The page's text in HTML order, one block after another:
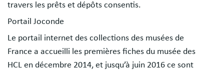
travers les prêts et dépôts consentis.
Portail Joconde
Le portail internet des collections des musées de
France a accueilli les premières fiches du musée des
HCL en décembre 2014, et jusqu’à juin 2016 ce sont